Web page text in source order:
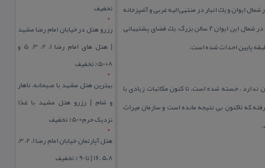
ایوان و یك انبار در منتهی‌الیه غربی و آشپزخانه
و حمام و رختكن و توالت در بخش شرقی مجموعه است. طبقه اول نیز شامل یك ایوان رو به جنوب است كه در شمال این ایوان ۲ سالن بزرگ، یك فضای پشتیبانی
پایین احداث شده است.
، خسته شده است، تا كنون مكاتبات زیادی با
كه تاكنون بی نتیجه مانده است و سازمان میراث
تخفیف
رزرو هتل در خیابان امام رضا مشهد
| هتل‌ های امام رضا 1، 2، 3، 5 و
8+50% تخفیف
بهترین هتل مشهد با صبحانه، ناهار
و شام | رزرو هتل مشهد با غذا
نزدیک حرم+50% تخفیف
هتل آپارتمان خیابان امام رضا 1، 2، 3،
5،8 ،16 | تا 90 % تخفیف